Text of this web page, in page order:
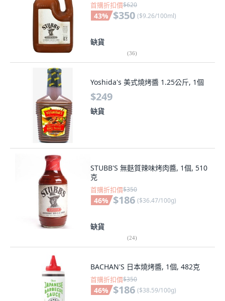
首購折扣價$620
43% $350 ($9.26/100ml)
缺貨
(36)
Yoshida's 美式燒烤醬 1.25公斤, 1個
$249
缺貨
STUBB'S 無麩質辣味烤肉醬, 1個, 510
克
首購折扣價$350
46% $186 ($36.47/100g)
缺貨
(24)
BACHAN'S 日本燒烤醬, 1個, 482克
首購折扣價$350
46% $186 ($38.59/100g)